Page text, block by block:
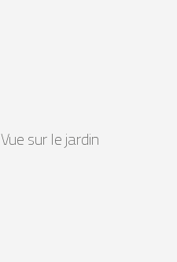
Vue sur le jardin